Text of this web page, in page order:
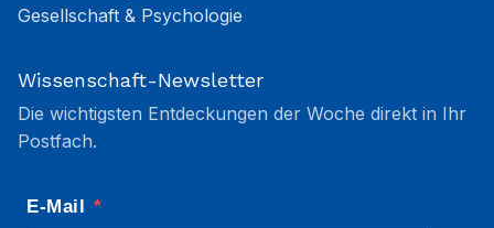
Gesellschaft & Psychologie
Wissenschaft-Newsletter
Die wichtigsten Entdeckungen der Woche direkt in Ihr
Postfach.